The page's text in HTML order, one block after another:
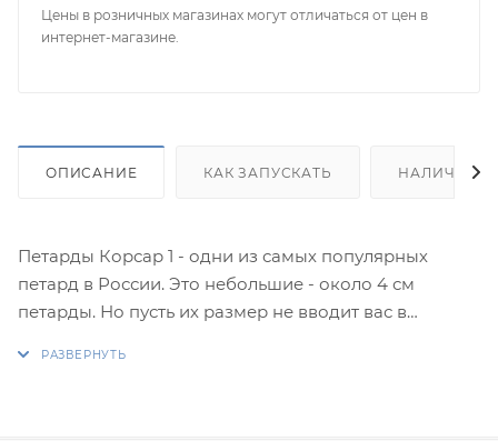
Цены в розничных магазинах могут отличаться от цен в
интернет-магазине.
ОПИСАНИЕ КАК ЗАПУСКАТЬ НАЛИЧИЕ
Петарды Корсар 1 - одни из самых популярных
петард в России. Это небольшие - около 4 см
петарды. Но пусть их размер не вводит вас в